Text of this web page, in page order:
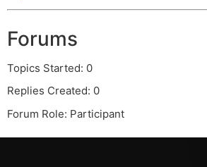
Forums
Topics Started: 0
Replies Created: 0
Forum Role: Participant